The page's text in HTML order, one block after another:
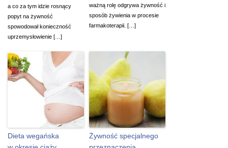
a co za tym idzie rosnący
popyt na żywność
spowodował konieczność
uprzemysłowienie […]
ważną rolę odgrywa żywność i
sposób żywienia w procesie
farmakoterapii. […]
Dieta wegańska
Żywność specjalnego